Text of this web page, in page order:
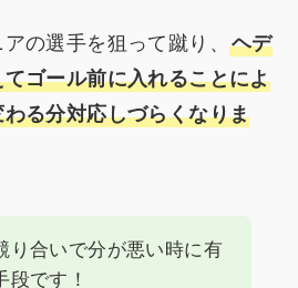
の選手を狙って蹴り、 ヘデ
ゴール前に入れることによ
る分対応しづらくなりま
り合いで分が悪い時に有
段です！